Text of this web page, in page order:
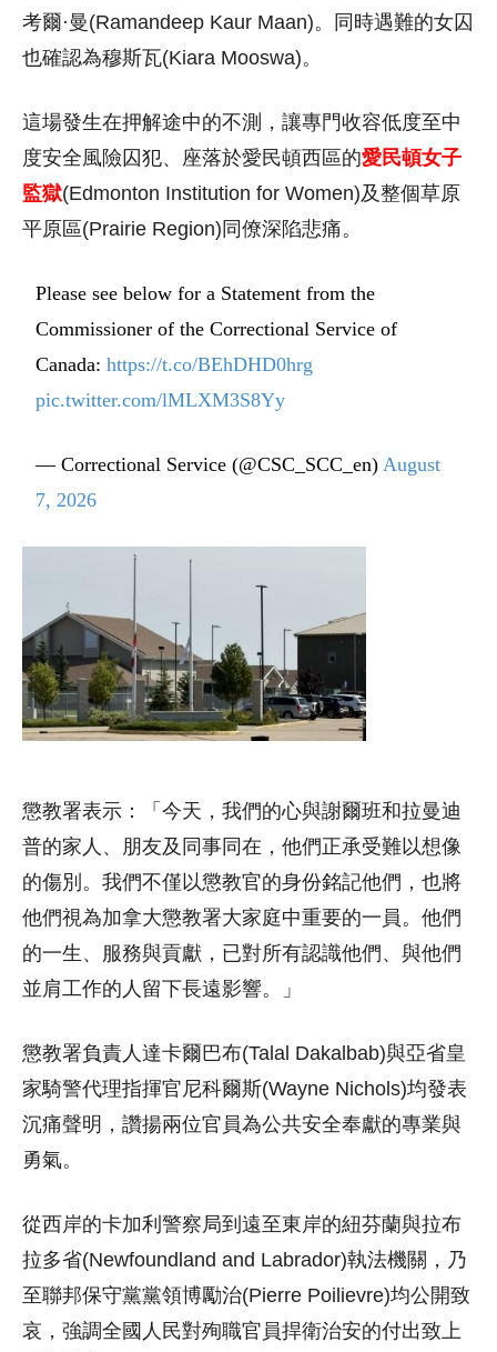
考爾·曼(Ramandeep Kaur Maan)。同時遇難的女囚
也確認為穆斯瓦(Kiara Mooswa)。
這場發生在押解途中的不測，讓專門收容低度至中
度安全風險囚犯、座落於愛民頓西區的愛民頓女子
監獄(Edmonton Institution for Women)及整個草原
平原區(Prairie Region)同僚深陷悲痛。
Please see below for a Statement from the
Commissioner of the Correctional Service of
Canada:https://t.co/BEhDHD0hrg
pic.twitter.com/lMLXM3S8Yy
— Correctional Service (@CSC_SCC_en)August
7, 2026
懲教署表示：「今天，我們的心與謝爾班和拉曼迪
普的家人、朋友及同事同在，他們正承受難以想像
的傷別。我們不僅以懲教官的身份銘記他們，也將
他們視為加拿大懲教署大家庭中重要的一員。他們
的一生、服務與貢獻，已對所有認識他們、與他們
並肩工作的人留下長遠影響。」
懲教署負責人達卡爾巴布(Talal Dakalbab)與亞省皇
家騎警代理指揮官尼科爾斯(Wayne Nichols)均發表
沉痛聲明，讚揚兩位官員為公共安全奉獻的專業與
勇氣。
從西岸的卡加利警察局到遠至東岸的紐芬蘭與拉布
拉多省(Newfoundland and Labrador)執法機關，乃
至聯邦保守黨黨領博勵治(Pierre Poilievre)均公開致
哀，強調全國人民對殉職官員捍衛治安的付出致上